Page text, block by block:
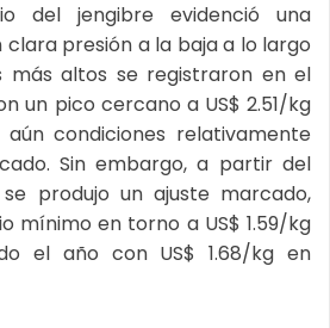
del jengibre evidenció una
presión a la baja a lo largo
más altos se registraron en el
un pico cercano a US$ 2.51/kg
condiciones relativamente
Sin embargo, a partir del
produjo un ajuste marcado,
mínimo en torno a US$ 1.59/kg
el año con US$ 1.68/kg en